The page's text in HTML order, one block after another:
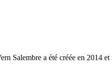
Salembre a été créée en 2014